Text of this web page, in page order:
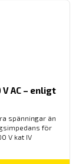
AC – enligt
spänningar än
för
V kat IV